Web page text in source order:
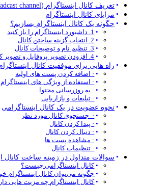
تعریف کانال اینستاگرام (broadcast channel)
مزایای کانال اینستاگرام
چگونه یک کانال اینستاگرام بسازیم؟
1. داشبورد اینستاگرام را باز کنید
2. انتخاب گزینه ساختن کانال
3. تنظیم نام و توضیحات کانال
4. افزودن تصویر پروفایل و تصویر کاور
راه هایی برای موفقیت کانال
· اضافه کردن پست ‌های اولیه
· استفاده از ویژگی ‌های اینستاگرام
· به ‌روزرسانی محتوا
· تبلیغات و بازاریابی
نحوه عضویت در یک کانال اینستاگرامی
· جستجوی کانال مورد نظر
· پیدا کردن کانال
· دنبال کردن کانال
· مشاهده پست ‌ها
· تنظیمات کانال
سوالات متداول در زمینه ساخت کانال
کانال اینستاگرامی چیست؟
چگونه می‌توان کانال اینستاگرام
کانال اینستاگرام چه مزیت هایی